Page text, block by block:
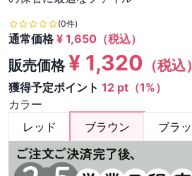
(0件)
通常価格¥ 1,650 （税込）
販売価格¥ 1,320 （税込）
獲得予定ポイント 12 pt（1%）
カラー
レッド
ブラウン ブラ